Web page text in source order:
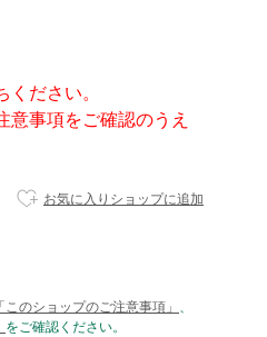
ださい。
事項をご確認のうえ
お気に入りショップに追加
「このショップのご注意事項」 、
をご確認ください。